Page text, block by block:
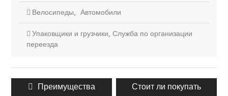
Велосипеды, Автомобили
Упаковщики и грузчики, Служба по организации
переезда
Навигация
Предыдущий
Преимущества
Следующий
Стоит ли покупать